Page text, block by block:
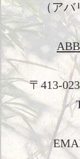
（ア
〒413-